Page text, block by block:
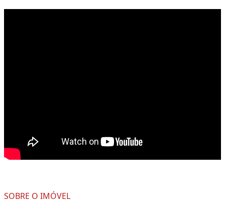
SOBRE O IMÓVEL